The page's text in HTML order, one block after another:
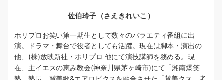
佐伯玲子（さえきれいこ）
ホリプロお笑い第一期生として数々のバラエティ番組に出
演。ドラマ・舞台で役者としても活躍。現在は脚本・演出の
他、(株)放映新社・ホリプロ 他にて演技講師を務める。現
在、主イエスの恵み教会(神奈川県茅ヶ崎市)にて「湘南爆笑
塾」塾長。賛美歌&エアロビクスを融合させた「賛美クス」考